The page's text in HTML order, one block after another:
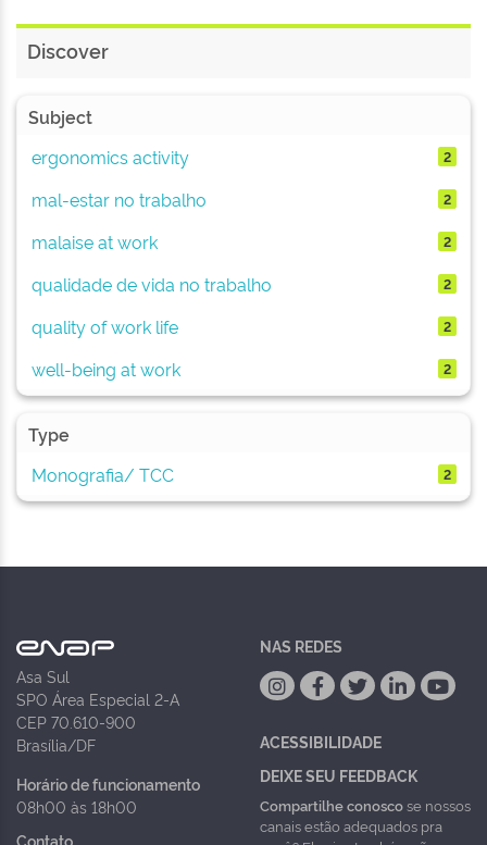
Discover
Subject
ergonomics activity
2
mal-estar no trabalho 2
malaise at work 2
qualidade de vida no trabalho 2
quality of work life 2
well-being at work 2
Type
Monografia/ TCC
2
Asa Sul
SPO Área Especial 2-A
CEP 70.610-900
Brasília/DF
Horário de funcionamento
08h00 às 18h00
Contato
NAS REDES
ACESSIBILIDADE
DEIXE SEU FEEDBACK
Compartilhe conoscose nossos
canais estão adequados pra